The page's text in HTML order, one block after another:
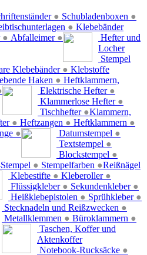
● Schubladenboxen ●
●
● Abfalleimer ●
Klebebänder
Klebebänder ●
Haken ●
Hefter und
Locher
Elektrische Hefter ●
Klammerlose Hefter ●
Tischhefter ●
● Heftzangen ● Heftklammern ●
●
Stempel
Datumstempel ●
Textstempel ●
Blockstempel ●
● Stempelfarben ●
Klebstoffe
Klebestifte ● Kleberoller ●
Flüssigkleber ● Sekundenkleber ●
Heißklebepistolen ● Sprühkleber ●
Heftklammern,
Klammern,
Reißnägel
Stecknadeln und Reißzwecken ●
Metallklemmen ● Büroklammern ●
Taschen, Koffer und
Aktenkoffer
Notebook-Rucksäcke ●